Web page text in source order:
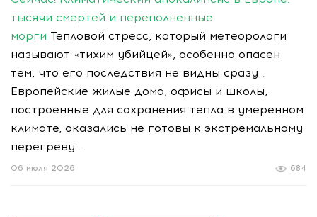
тысячи смертей и переполненные
морги Тепловой стресс, который метеорологи
называют «тихим убийцей», особенно опасен
тем, что его последствия не видны сразу .
Европейские жилые дома, офисы и школы,
построенные для сохранения тепла в умеренном
климате, оказались не готовы к экстремальному
перегреву .
684
06 июля 2026